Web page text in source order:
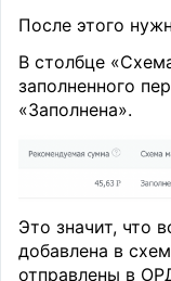
После этого
В столбце
заполненного
«Заполнена».
Это значит, что
добавлена в
отправлены в